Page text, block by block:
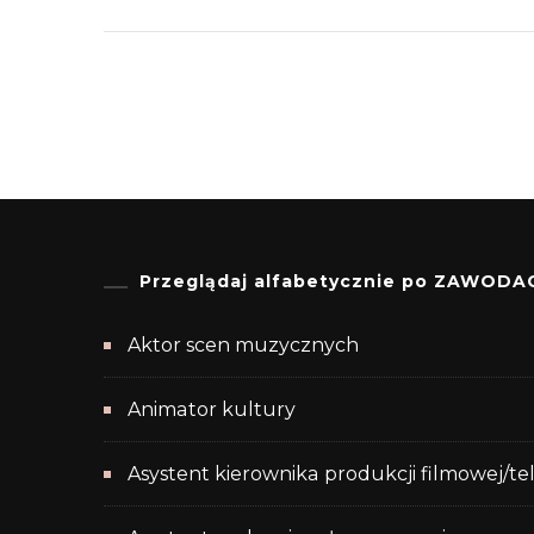
Przeglądaj alfabetycznie po
Aktor scen muzycznych
Animator kultury
Asystent kierownika produkcji filmowej/